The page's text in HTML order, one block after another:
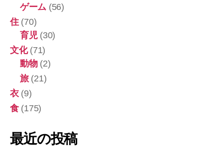
ゲーム (56)
住(70)
育児(30)
文化(71)
動物(2)
旅(21)
衣(9)
食(175)
最近の投稿